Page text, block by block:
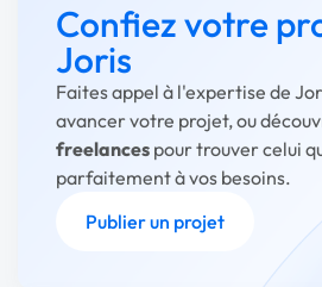
Confiez votre
Joris
Faites appel à l'expertise de
avancer votre projet, ou
freelances pour trouver celui
parfaitement à vos besoins.
Publier un projet